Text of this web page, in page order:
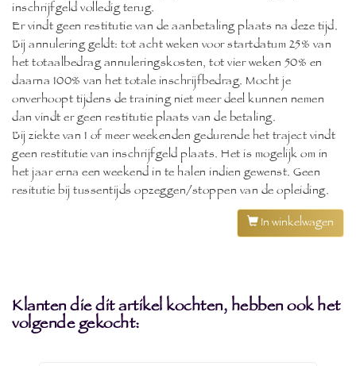
inschrijfgeld volledig terug.
Er vindt geen restitutie van de aanbetaling plaats na deze tijd.
Bij annulering geldt: tot acht weken voor startdatum 25% van
het totaalbedrag annuleringskosten, tot vier weken 50% en
daarna 100% van het totale inschrijfbedrag. Mocht je
onverhoopt tijdens de training niet meer deel kunnen nemen
dan vindt er geen restitutie plaats van de betaling.
Bij ziekte van 1 of meer weekenden gedurende het traject vindt
geen restitutie van inschrijfgeld plaats. Het is mogelijk om in
het jaar erna een weekend in te halen indien gewenst. Geen
resitutie bij tussentijds opzeggen/stoppen van de opleiding.
In winkelwagen
Klanten die dit artikel kochten, hebben ook het
volgende gekocht: